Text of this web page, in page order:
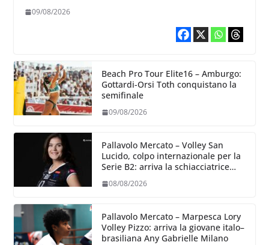
09/08/2026
Beach Pro Tour Elite16 – Amburgo:
Gottardi-Orsi Toth conquistano la
semifinale
09/08/2026
Pallavolo Mercato – Volley San
Lucido, colpo internazionale per la
Serie B2: arriva la schiacciatrice
08/08/2026
Pallavolo Mercato – Marpesca Lory
Volley Pizzo: arriva la giovane italo–
brasiliana Any Gabrielle Milano